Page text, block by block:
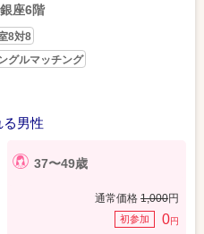
銀座6階
8対8
グルマッチング
男性
37〜49歳
通常価格 1,000円
初参加 0円